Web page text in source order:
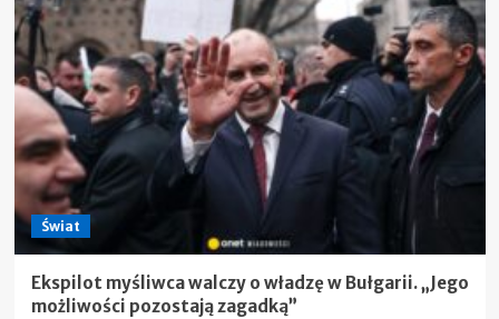
Świat
Ekspilot myśliwca walczy o władzę w Bułgarii. „Jego
możliwości pozostają zagadką”